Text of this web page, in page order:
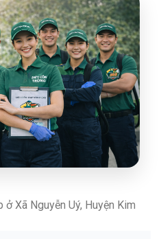
Xã Nguyễn Uý, Huyện Kim